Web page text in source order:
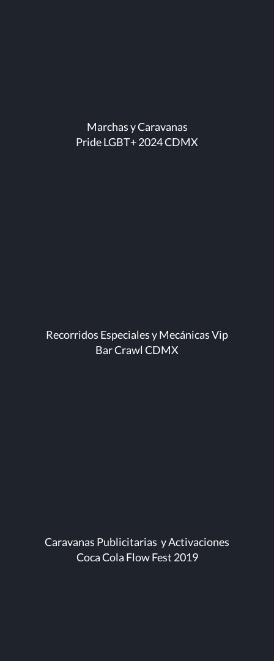
Marchas y Caravanas
Pride LGBT+ 2024 CDMX
Recorridos Especiales y Mecánicas Vip
Bar Crawl CDMX
Caravanas Publicitarias y Activaciones
Coca Cola Flow Fest 2019